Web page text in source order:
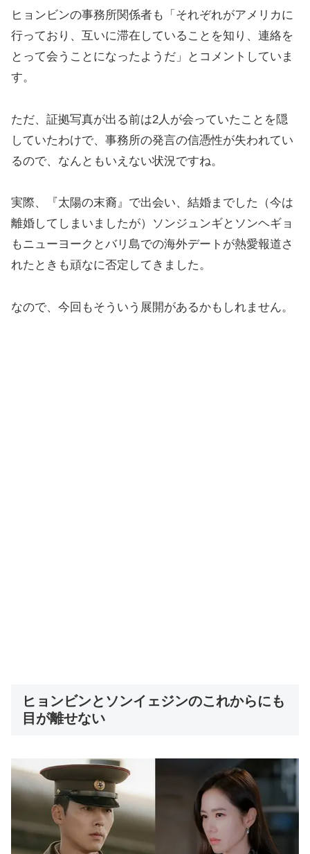
ヒョンビンの事務所関係者も「それぞれがアメリカに
行っており、互いに滞在していることを知り、連絡を
とって会うことになったようだ」とコメントしていま
す。
ただ、証拠写真が出る前は2人が会っていたことを隠
していたわけで、事務所の発言の信憑性が失われてい
るので、なんともいえない状況ですね。
実際、『太陽の末裔』で出会い、結婚までした（今は
離婚してしまいましたが）ソンジュンギとソンヘギョ
もニューヨークとバリ島での海外デートが熱愛報道さ
れたときも頑なに否定してきました。
なので、今回もそういう展開があるかもしれません。
ヒョンビンとソンイェジンのこれからにも
目が離せない